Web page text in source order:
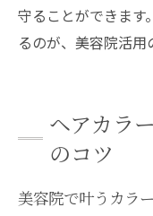
守ることができます
るのが、美容院活用
ヘアカラ
のコツ
美容院で叶うカラ